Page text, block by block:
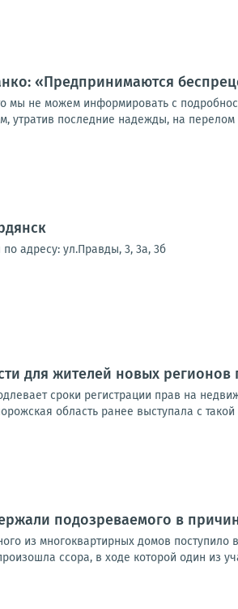
«Предпринимаются
мы не можем информировать с
утратив последние надежды, на
адресу: ул.Правды, 3, 3а, 3б
для жителей новых регионов
сроки регистрации прав на
область ранее выступала с
подозреваемого в
из многоквартирных домов
ссора, в ходе которой один из